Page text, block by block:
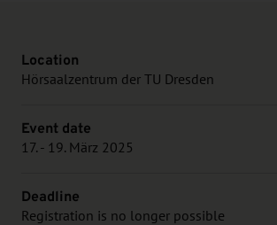
Location
Hörsaalzentrum der TU Dresden
Event date
17. - 19. März 2025
Deadline
Registration is no longer possible